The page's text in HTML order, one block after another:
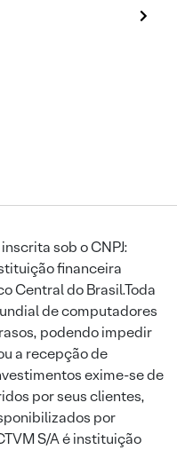
sob o CNPJ:
financeira
Central do Brasil.Toda
de computadores
podendo impedir
a recepção de
exime-se de
por seus clientes,
por
S/A é instituição